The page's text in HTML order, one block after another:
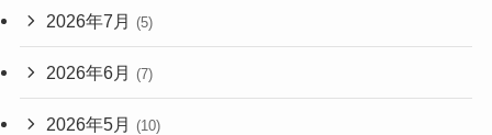
2026年7月 (5)
2026年6月 (7)
2026年5月 (10)